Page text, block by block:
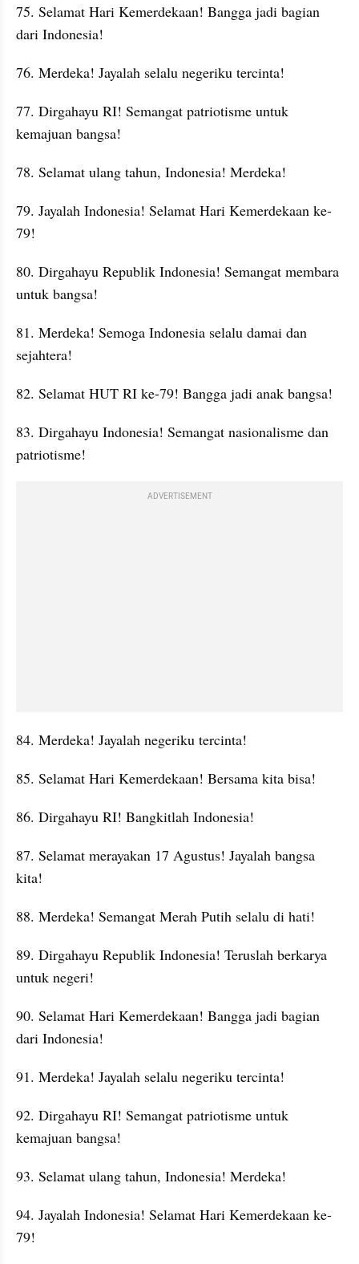
75. Selamat Hari Kemerdekaan! Bangga jadi bagian
dari Indonesia!
76. Merdeka! Jayalah selalu negeriku tercinta!
77. Dirgahayu RI! Semangat patriotisme untuk
kemajuan bangsa!
78. Selamat ulang tahun, Indonesia! Merdeka!
79. Jayalah Indonesia! Selamat Hari Kemerdekaan ke-
79!
80. Dirgahayu Republik Indonesia! Semangat membara
untuk bangsa!
81. Merdeka! Semoga Indonesia selalu damai dan
sejahtera!
82. Selamat HUT RI ke-79! Bangga jadi anak bangsa!
83. Dirgahayu Indonesia! Semangat nasionalisme dan
patriotisme!
ADVERTISEMENT
84. Merdeka! Jayalah negeriku tercinta!
85. Selamat Hari Kemerdekaan! Bersama kita bisa!
86. Dirgahayu RI! Bangkitlah Indonesia!
87. Selamat merayakan 17 Agustus! Jayalah bangsa
kita!
88. Merdeka! Semangat Merah Putih selalu di hati!
89. Dirgahayu Republik Indonesia! Teruslah berkarya
untuk negeri!
90. Selamat Hari Kemerdekaan! Bangga jadi bagian
dari Indonesia!
91. Merdeka! Jayalah selalu negeriku tercinta!
92. Dirgahayu RI! Semangat patriotisme untuk
kemajuan bangsa!
93. Selamat ulang tahun, Indonesia! Merdeka!
94. Jayalah Indonesia! Selamat Hari Kemerdekaan ke-
79!